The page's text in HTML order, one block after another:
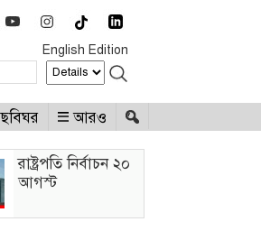
English Edition
ছবিঘর আরও
রাষ্ট্রপতি নির্বাচন ২০
আগস্ট